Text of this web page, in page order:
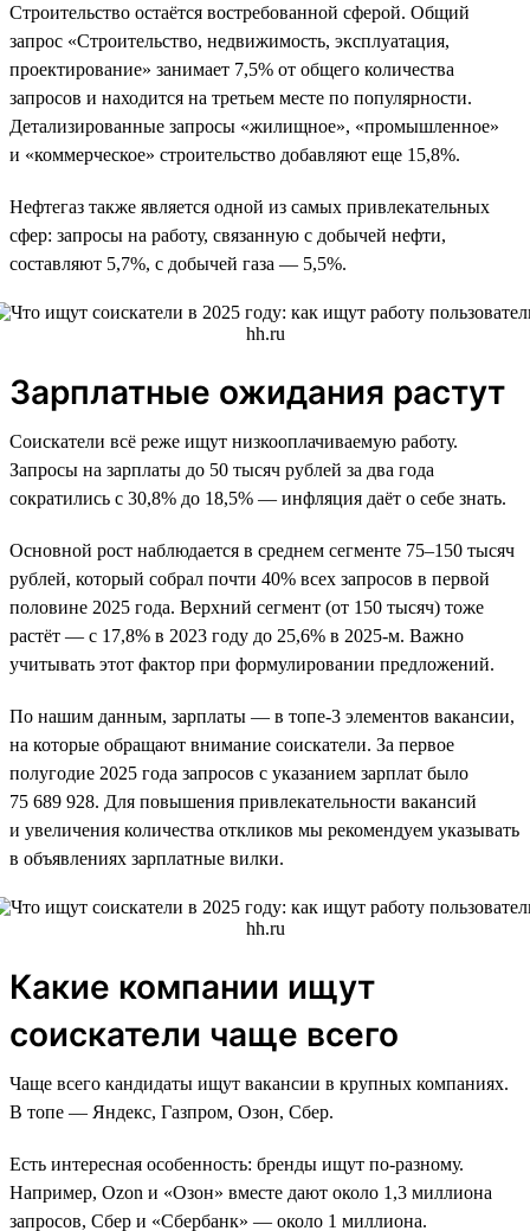
Строительство остаётся востребованной сферой. Общий
запрос «Строительство, недвижимость, эксплуатация,
проектирование» занимает 7,5% от общего количества
запросов и находится на третьем месте по популярности.
Детализированные запросы «жилищное», «промышленное»
и «коммерческое» строительство добавляют еще 15,8%.
Нефтегаз также является одной из самых привлекательных
сфер: запросы на работу, связанную с добычей нефти,
составляют 5,7%, с добычей газа — 5,5%.
Зарплатные ожидания растут
Соискатели всё реже ищут низкооплачиваемую работу.
Запросы на зарплаты до 50 тысяч рублей за два года
сократились с 30,8% до 18,5% — инфляция даёт о себе знать.
Основной рост наблюдается в среднем сегменте 75–150 тысяч
рублей, который собрал почти 40% всех запросов в первой
половине 2025 года. Верхний сегмент (от 150 тысяч) тоже
растёт — с 17,8% в 2023 году до 25,6% в 2025-м. Важно
учитывать этот фактор при формулировании предложений.
По нашим данным, зарплаты — в топе-3 элементов вакансии,
на которые обращают внимание соискатели. За первое
полугодие 2025 года запросов с указанием зарплат было
75 689 928. Для повышения привлекательности вакансий
и увеличения количества откликов мы рекомендуем указывать
в объявлениях зарплатные вилки.
Какие компании ищут
соискатели чаще всего
Чаще всего кандидаты ищут вакансии в крупных компаниях.
В топе — Яндекс, Газпром, Озон, Сбер.
Есть интересная особенность: бренды ищут по-разному.
Например, Ozon и «Озон» вместе дают около 1,3 миллиона
запросов, Сбер и «Сбербанк» — около 1 миллиона.